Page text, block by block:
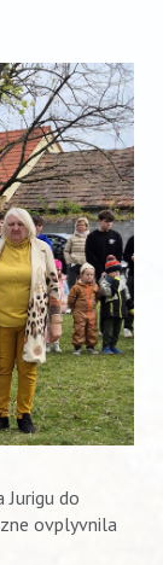
do
ovplyvnila